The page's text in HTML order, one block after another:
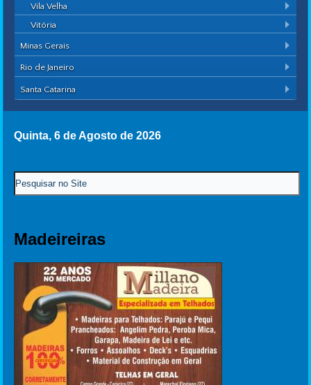
Vila Velha
Vitória
Minas Gerais
Rio de Janeiro
Santa Catarina
Quinta, 6 de Agosto de 2026
Madeireiras